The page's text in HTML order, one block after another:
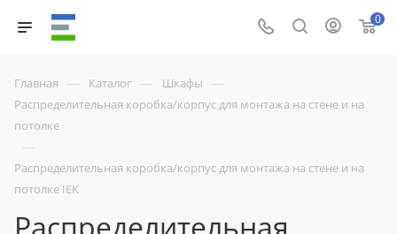
0
Главная — Каталог — Шкафы —
Распределительная коробка/корпус для монтажа на стене и на
потолке
—
Распределительная коробка/корпус для монтажа на стене и на
потолке IEK